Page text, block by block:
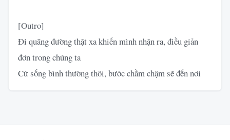
[Outro]
Đi quãng đường thật xa khiến mình nhận ra, điều giản
đơn trong chúng ta
Cứ sống bình thường thôi, bước chầm chậm sẽ đến nơi